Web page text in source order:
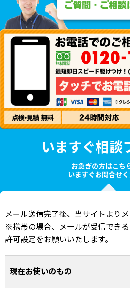
いますぐ相談
お急ぎの方はこち
いますぐお問合せ
メール送信完了後、当サイトよりメ
※携帯の場合、メールが受信でき
許可設定をお願いいたします。
現在お使いのもの